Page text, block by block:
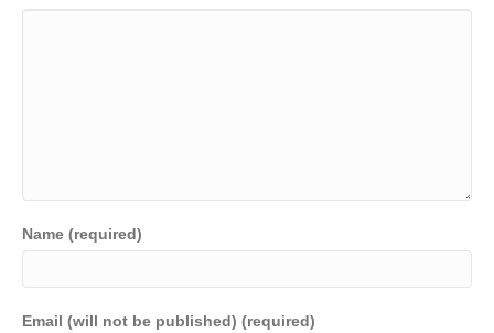
Name (required)
Email (will not be published) (required)